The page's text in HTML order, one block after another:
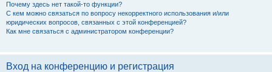
Почему здесь нет такой-то функции?
С кем можно связаться по вопросу некорректного использования и/или
юридических вопросов, связанных с этой конференцией?
Как мне связаться с администратором конференции?
Вход на конференцию и регистрация